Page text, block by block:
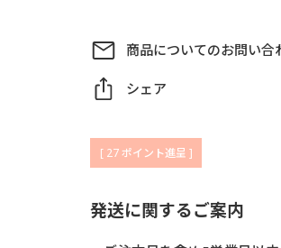
商品についてのお問い合
シェア
[ 27 ポイント進呈 ]
発送に関するご案内